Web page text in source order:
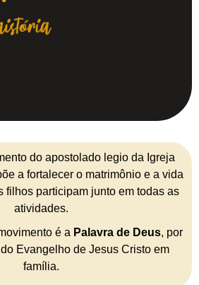
do apostolado legio da Igreja
a fortalecer o matrimônio e a vida
filhos participam junto em todas as
atividades.
é a Palavra de Deus, por
Evangelho de Jesus Cristo em
família.